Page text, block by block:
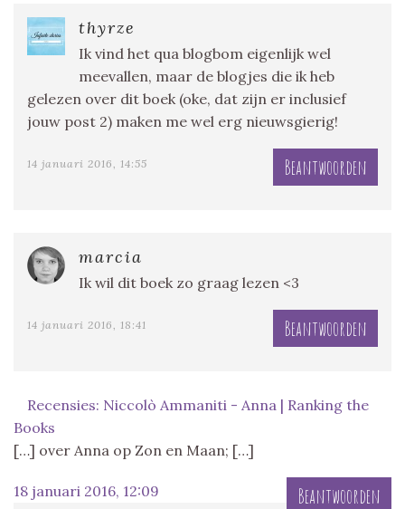
thyrze
Ik vind het qua blogbom eigenlijk wel
meevallen, maar de blogjes die ik heb
gelezen over dit boek (oke, dat zijn er inclusief
jouw post 2) maken me wel erg nieuwsgierig!
14 januari 2016, 14:55 Beantwoorden
marcia
Ik wil dit boek zo graag lezen <3
14 januari 2016, 18:41 Beantwoorden
Recensies: Niccolò Ammaniti - Anna | Ranking the
Books
[…] over Anna op Zon en Maan; […]
18 januari 2016, 12:09 Beantwoorden